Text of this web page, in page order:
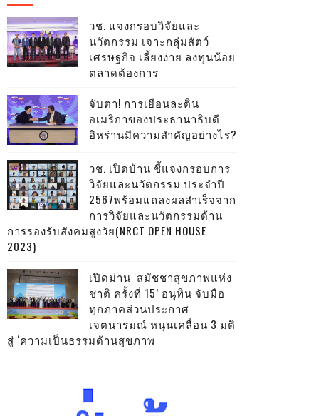
วช. แจงกรอบวิจัยและ
นวัตกรรม เจาะกลุ่มสัตว์
เศรษฐกิจ เลี้ยงง่าย ลงทุนน้อย
ตลาดต้องการ
จับตา! การเยือนละติน
อเมริกาของประธานาธิบดี
อิหร่านมีความสำคัญอย่างไร?
วช. เปิดบ้าน ชี้แจงกรอบการ
วิจัยและนวัตกรรม ประจำปี
2567พร้อมแถลงผลสำเร็จจาก
การวิจัยและนวัตกรรมด้าน
การรองรับสังคมสูงวัย(NRCT OPEN HOUSE
2023)
เปิดม่าน ‘สมัชชาสุขภาพแห่ง
ชาติ ครั้งที่ 15’ อนุทิน จับมือ
ทุกภาคส่วนประกาศ
เจตนารมณ์ หนุนเคลื่อน 3 มติ
สู่ ‘ความเป็นธรรมด้านสุขภาพ